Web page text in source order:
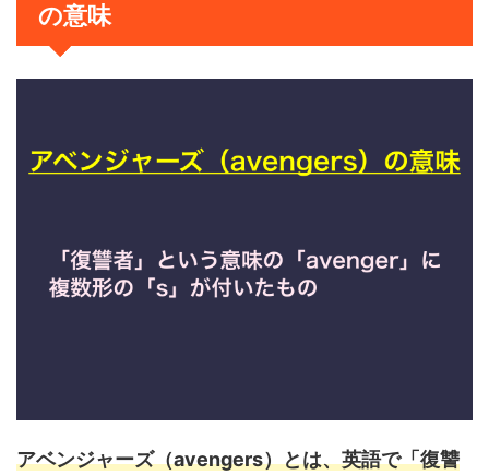
の意味
アベンジャーズ（avengers）とは、英語で「復讐